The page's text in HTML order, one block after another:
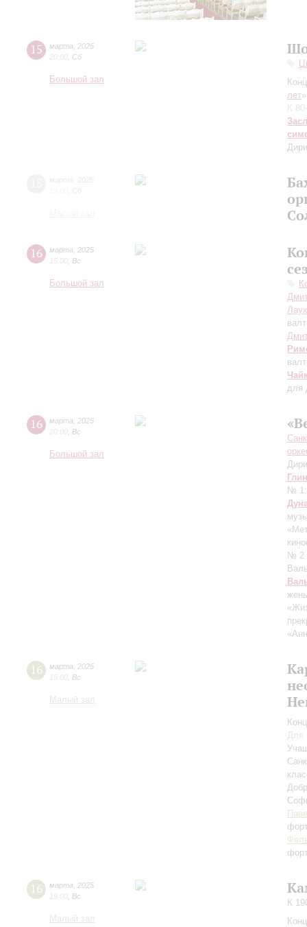
15 марта
2025
20:00 Сб
Большой зал
лет»
К
16 марта
2025
15:00 Вс
Большой зал
для
16 марта
2025
20:00 Вс
Большой зал
№
№ 2
16 марта
2025
15:00 Вс
Малый зал
Для
16 марта
2025
19:00 Вс
Малый зал
К